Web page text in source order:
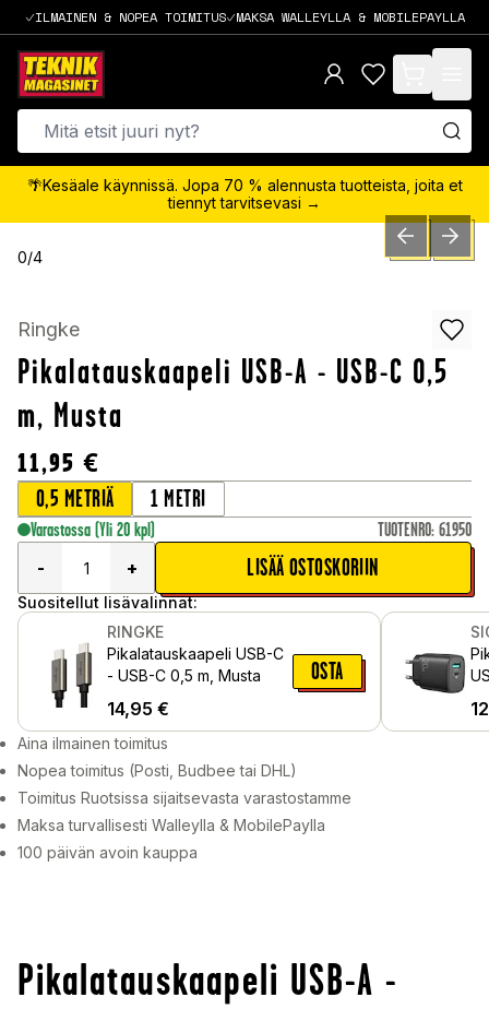
ILMAINEN & NOPEA TOIMITUS MAKSA WALLEYLLA & MOBILEPAYLLA
items in cart,
🌴Kesäale käynnissä. Jopa 70 % alennusta tuotteista, joita et
tiennyt tarvitsevasi →
0/4 PREVIOUSNEXT
Ringke
Pikalatauskaapeli USB-A - USB-C 0,5
m, Musta
11,95 €
0,5 METRIÄ 1 METRI
Varastossa (Yli 20 kpl) TUOTENRO: 61950
-
+ LISÄÄ OSTOSKORIIN
Suositellut lisävalinnat:
RINGKE
Pikalatauskaapeli USB-C
- USB-C 0,5 m, Musta
14,95 €
OSTA
Aina ilmainen toimitus
Nopea toimitus (Posti, Budbee tai DHL)
Toimitus Ruotsissa sijaitsevasta varastostamme
Maksa turvallisesti Walleylla & MobilePaylla
100 päivän avoin kauppa
Pikalatauskaapeli USB-A -